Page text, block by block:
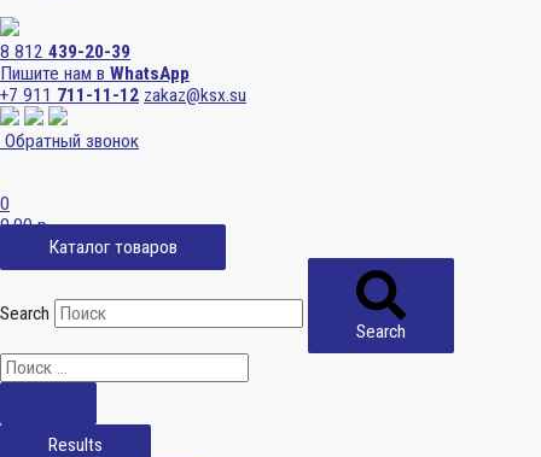
8 812 439-20-39
Пишите нам в WhatsApp
+7 911 711-11-12 zakaz@ksx.su
Обратный звонок
0
0,00р.
Каталог товаров
Search
Search
Results